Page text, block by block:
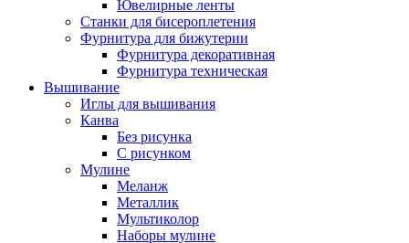
Ювелирные ленты
Станки для бисероплетения
Фурнитура для бижутерии
Фурнитура декоративная
Фурнитура техническая
Вышивание
Иглы для вышивания
Канва
Без рисунка
С рисунком
Мулине
Меланж
Металлик
Мультиколор
Наборы мулине